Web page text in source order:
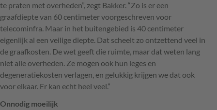
te praten met overheden”, zegt Bakker. “Zo is er een
graafdiepte van 60 centimeter voorgeschreven voor
telecominfra. Maar in het buitengebied is 40 centimeter
eigenlijk al een veilige diepte. Dat scheelt zo ontzettend veel in
de graafkosten. De wet geeft die ruimte, maar dat weten lang
niet alle overheden. Ze mogen ook hun leges en
degeneratiekosten verlagen, en gelukkig krijgen we dat ook
voor elkaar. Er kan echt heel veel.”
Onnodig moeilijk